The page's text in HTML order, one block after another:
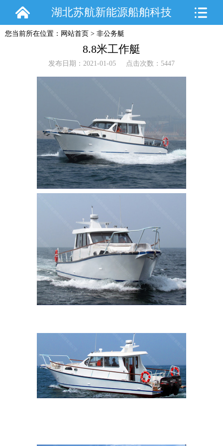
湖北苏航新能源船舶科技
有限公司
您当前所在位置： 网站首页 > 非公务艇
8.8米工作艇
发布日期：2021-01-05 点击次数：5447